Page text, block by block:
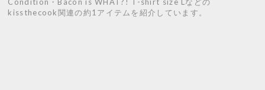
Condition・Bacon is WHAT?! T-shirt size Lなどの
kissthecook関連の約1アイテムを紹介しています。